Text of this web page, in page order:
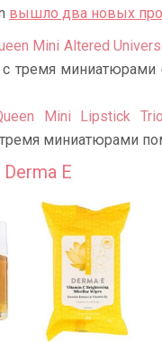
вышло два новых
Mini Altered
тремя миниатюрами
Mini Lipstick Trio
миниатюрами
E